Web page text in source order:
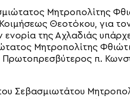
Μητροπολίτης
Θεοτόκου, για
ενορία της Αχλαδιάς
Μητροπολίτης
Πρωτοπρεσβύτερος π.
Σεβασμιωτάτου